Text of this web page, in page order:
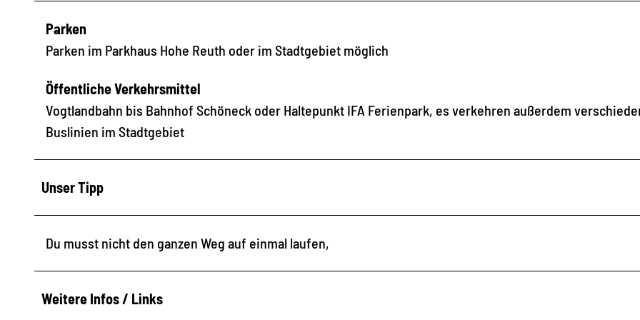
Parken
Parken im Parkhaus Hohe Reuth oder im Stadtgebiet möglich
Öffentliche Verkehrsmittel
Vogtlandbahn bis Bahnhof Schöneck oder Haltepunkt IFA Ferienpark, es verkehren außerdem
Buslinien im Stadtgebiet
Unser Tipp
Du musst nicht den ganzen Weg auf einmal laufen,
Weitere Infos / Links